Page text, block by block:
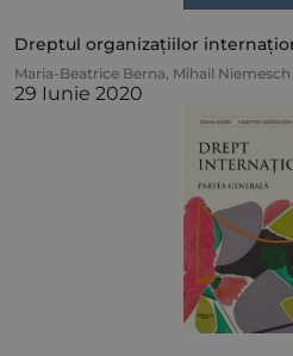
Dreptul organizațiilor
Maria-Beatrice Berna, Mihail Niemesch
29 Iunie 2020